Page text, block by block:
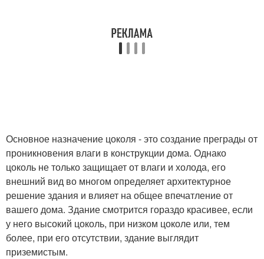
Основное назначение цоколя - это создание преграды от
проникновения влаги в конструкции дома. Однако
цоколь не только защищает от влаги и холода, его
внешний вид во многом определяет архитектурное
решение здания и влияет на общее впечатление от
вашего дома. Здание смотрится гораздо красивее, если
у него высокий цоколь, при низком цоколе или, тем
более, при его отсутствии, здание выглядит
приземистым.